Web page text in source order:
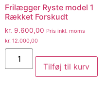
Frilægger Ryste model 1
Rækket Forskudt
kr. 9.600,00 Pris inkl. moms
kr. 12.000,00
Tilføj til kurv